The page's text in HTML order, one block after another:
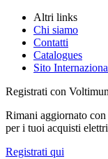
Altri links
Chi siamo
Contatti
Catalogues
Sito
Registrati con
Rimani aggiornato
per i tuoi acquisti
Registrati qui